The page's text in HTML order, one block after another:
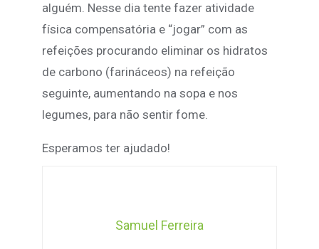
alguém. Nesse dia tente fazer atividade
física compensatória e “jogar” com as
refeições procurando eliminar os hidratos
de carbono (farináceos) na refeição
seguinte, aumentando na sopa e nos
legumes, para não sentir fome.
Esperamos ter ajudado!
Samuel Ferreira